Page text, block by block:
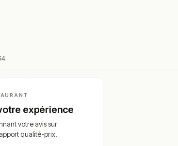
expérience
votre avis sur
qualité-prix.